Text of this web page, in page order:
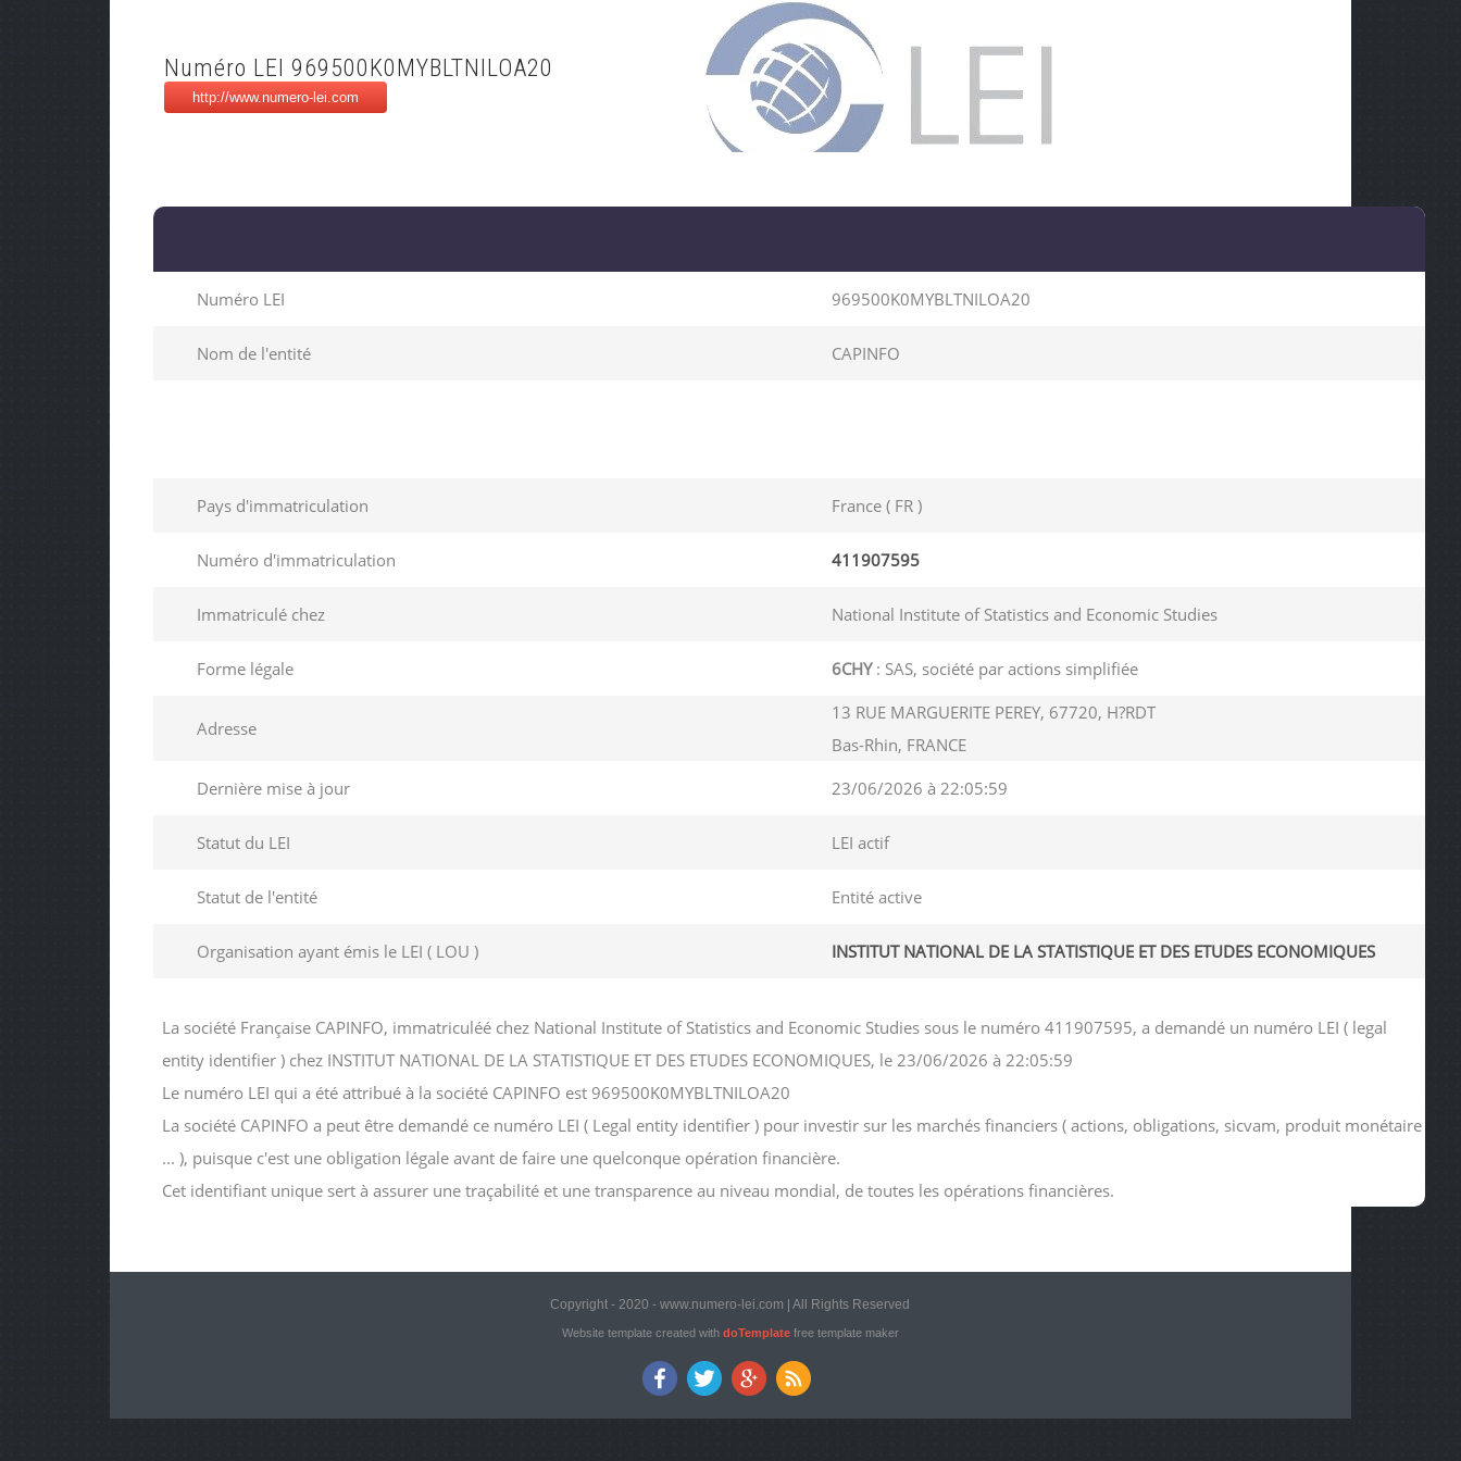
Numéro LEI 969500K0MYBLTNILOA20
Numéro LEI 969500K0MYBLTNILOA20
Nom de l'entité CAPINFO
Pays d'immatriculation France ( FR )
Numéro d'immatriculation 411907595
Immatriculé chez National Institute of Statistics and Economic Studies
Forme légale 6CHY: SAS, société par actions simplifiée
Adresse
13 RUE MARGUERITE PEREY, 67720, H?RDT
Bas-Rhin, FRANCE
Dernière mise à jour
23/06/2026 à 22:05:59
Statut du LEI LEI actif
Statut de l'entité Entité active
Organisation ayant émis le LEI ( LOU ) INSTITUT NATIONAL DE LA STATISTIQUE ET DES ETUDES ECONOMIQUES
La société Française CAPINFO, immatriculéé chez National Institute of Statistics and Economic Studies sous le numéro 411907595, a demandé un numéro LEI ( legal
entity identifier ) chez INSTITUT NATIONAL DE LA STATISTIQUE ET DES ETUDES ECONOMIQUES, le 23/06/2026 à 22:05:59
Le numéro LEI qui a été attribué à la société CAPINFO est 969500K0MYBLTNILOA20
La société CAPINFO a peut être demandé ce numéro LEI ( Legal entity identifier ) pour investir sur les marchés financiers ( actions, obligations, sicvam, produit monétaire
... ), puisque c'est une obligation légale avant de faire une quelconque opération financière.
Cet identifiant unique sert à assurer une traçabilité et une transparence au niveau mondial, de toutes les opérations financières.
Copyright - 2020 - www.numero-lei.com | All Rights Reserved
Website template created with doTemplatefree template maker